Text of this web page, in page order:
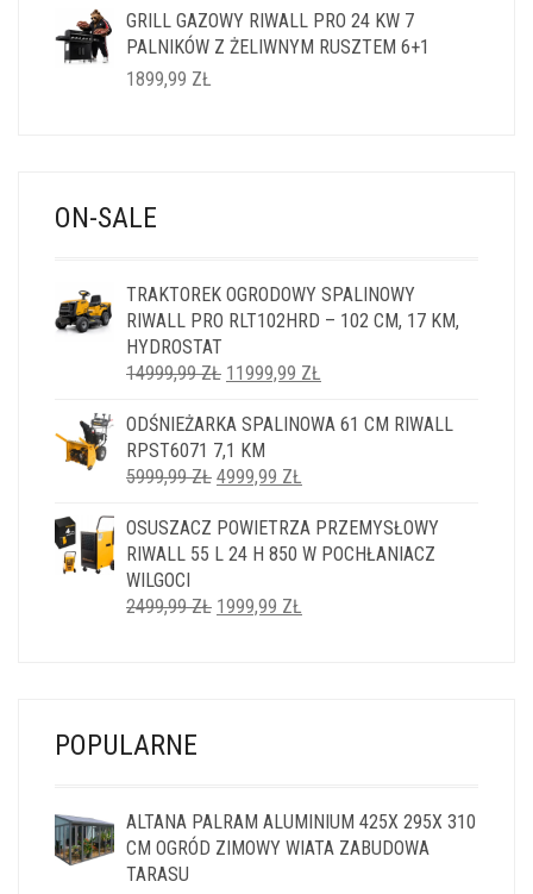
GRILL GAZOWY RIWALL PRO 24 KW 7
PALNIKÓW Z ŻELIWNYM RUSZTEM 6+1
1899,99 ZŁ
ON-SALE
TRAKTOREK OGRODOWY SPALINOWY
RIWALL PRO RLT102HRD – 102 CM, 17 KM,
HYDROSTAT
14999,99ZŁ PIERWOTNA
WYNOSIŁA:
14999,99 ZŁ.
11999,99 ZŁ
WYNOSI:
ODŚNIEŻARKA SPALINOWA 61 CM RIWALL
RPST6071 7,1 KM
5999,99ZŁ PIERWOTNA
WYNOSIŁA:
5999,99 ZŁ.
4999,99 ZŁ
WYNOSI:
4999,99 ZŁ.
OSUSZACZ POWIETRZA PRZEMYSŁOWY
RIWALL 55 L 24 H 850 W POCHŁANIACZ
WILGOCI
2499,99ZŁ PIERWOTNA
1999,99 ZŁ
POPULARNE
ALTANA PALRAM ALUMINIUM 425X 295X 310
CM OGRÓD ZIMOWY WIATA ZABUDOWA
TARASU